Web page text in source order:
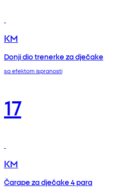
KM
Donji dio trenerke za dječake
sa efektom ispranosti
17
KM
Čarape za dječake 4 para